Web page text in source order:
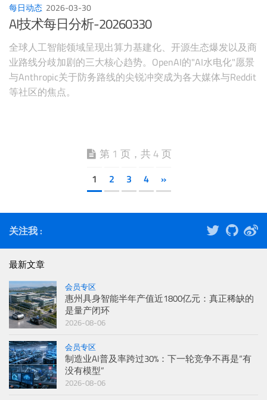
每日动态 2026-03-30
AI技术每日分析-20260330
全球人工智能领域呈现出算力基建化、开源生态爆发以及商
业路线分歧加剧的三大核心趋势。OpenAI的"AI水电化"愿景
与Anthropic关于防务路线的尖锐冲突成为各大媒体与Reddit
等社区的焦点。
第 1 页，共 4 页
1 2 3 4 »
关注我 :
最新文章
会员专区
惠州具身智能半年产值近1800亿元：真正稀缺的
是量产闭环
2026-08-06
会员专区
制造业AI普及率跨过30%：下一轮竞争不再是“有
没有模型”
2026-08-06